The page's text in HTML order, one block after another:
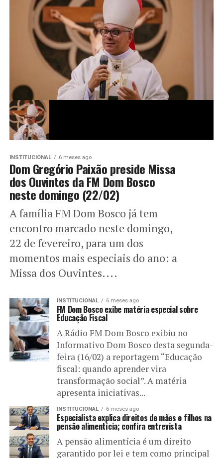
INSTITUCIONAL 6 meses ago
Dom Gregório Paixão preside Missa
dos Ouvintes da FM Dom Bosco
neste domingo (22/02)
A família FM Dom Bosco já tem
encontro marcado neste domingo,
22 de fevereiro, para um dos
momentos mais especiais do ano: a
Missa dos Ouvintes....
INSTITUCIONAL 6 meses ago
FM Dom Bosco exibe matéria especial sobre
Educação Fiscal
A Rádio FM Dom Bosco exibiu no
Informativo Dom Bosco desta segunda-
feira (16/02) a reportagem “Educação
fiscal: quando aprender vira
transformação social”. A matéria
apresenta iniciativas...
INSTITUCIONAL 6 meses ago
Especialista explica direitos de mães e filhos na
pensão alimentícia; confira entrevista
A pensão alimentícia é um direito
garantido por lei e tem como principal